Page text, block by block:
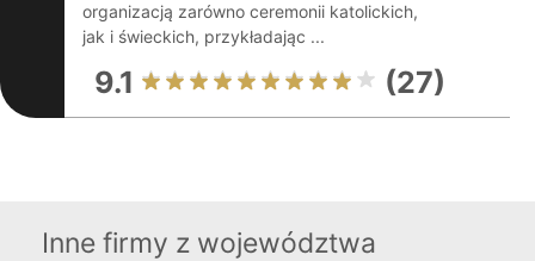
organizacją zarówno ceremonii katolickich,
jak i świeckich, przykładając ...
9.1 (27)
Inne firmy z województwa